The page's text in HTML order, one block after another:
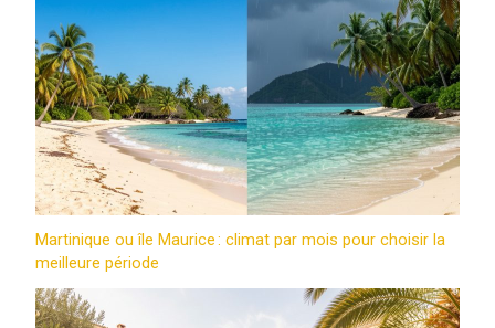
Martinique ou île Maurice : climat par mois pour choisir la
meilleure période